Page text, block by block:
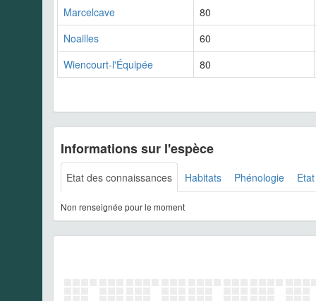
Marcelcave
80
Noailles
60
Wiencourt-l'Équipée
80
Informations sur l'espèce
Etat des connaissances Habitats Phénologie
Non renseignée pour le moment